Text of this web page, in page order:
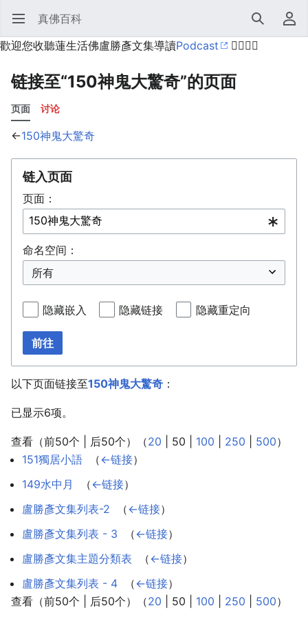
打开主菜单 真佛百科 搜索
用户菜单
歡迎您收聽蓮生活佛盧勝彥文集導讀Podcast 🙋‍♂️🙋‍♀️
链接至“150神鬼大驚奇”的页面
页面 讨论
←150神鬼大驚奇
链入页面
页面：
命名空间：
隐藏嵌入 隐藏链接 隐藏重定向
前往
以下页面链接至150神鬼大驚奇 ：
已显示6项。
查看（前50个 后50个）（20 50 100 250 500）
151獨居小語
（←链接）
149水中月
（←链接）
盧勝彥文集列表-2
（←链接）
盧勝彥文集列表 - 3
（←链接）
盧勝彥文集主題分類表
（←链接）
盧勝彥文集列表 - 4
（←链接）
查看（前50个 后50个）（20 50 100 250 500）